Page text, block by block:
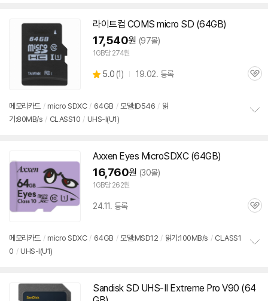
라이트컴 COMS micro SD (64GB)
17,540원 (97몰)
1GB당 274원
별
5.0 (상
1) 19.02. 등록
관
메모리 카드 / micro SDXC / 64GB / 모델:ID546 / 읽
기:80MB/s / CLASS10 / UHS-I(U1)
Axxen Eyes MicroSDXC (64GB)
16,760원 (30몰)
1GB당 262원
24.11. 등록
관
메모리 카드 / micro SDXC / 64GB / 모델:MSD12 / 읽기:100MB/s / CLASS1
0 / UHS-I(U1)
치
Sandisk SD UHS-II Extreme Pro V90 (64